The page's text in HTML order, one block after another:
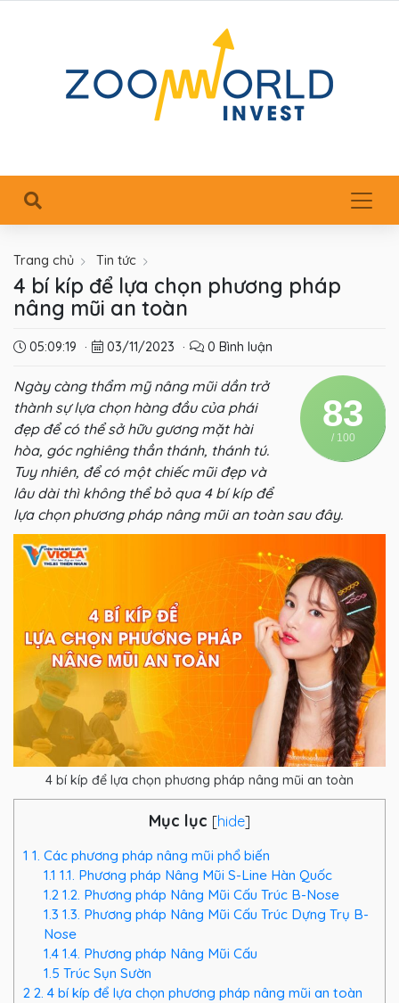
Trang chủ Tin tức
4 bí kíp để lựa chọn phương pháp
nâng mũi an toàn
05:09:19 · 03/11/2023 · 0 Bình luận
83
/ 100
Ngày càng thẩm mỹ nâng mũi dần trở
thành sự lựa chọn hàng đầu của phái
đẹp để có thể sở hữu gương mặt hài
hòa, góc nghiêng thần thánh, thánh tú.
Tuy nhiên, để có một chiếc mũi đẹp và
lâu dài thì không thể bỏ qua 4 bí kíp để
lựa chọn phương pháp nâng mũi an toàn sau đây.
4 bí kíp để lựa chọn phương pháp nâng mũi an toàn
Mục lục [hide]
1 1. Các phương pháp nâng mũi phổ biến
1.1 1.1. Phương pháp Nâng Mũi S-Line Hàn Quốc
1.21.2. Phương pháp Nâng Mũi Cấu Trúc B-Nose
1.3 1.3. Phương pháp Nâng Mũi Cấu Trúc Dựng Trụ B-
Nose
1.41.4. Phương pháp Nâng Mũi Cấu
1.5 Trúc Sụn Sườn
2 2. 4 bí kíp để lựa chọn phương pháp nâng mũi an toàn